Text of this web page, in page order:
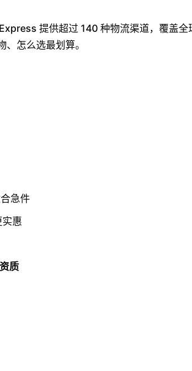
提供超过 140 种物流渠道，覆盖
怎么选最划算。
急件
惠
质